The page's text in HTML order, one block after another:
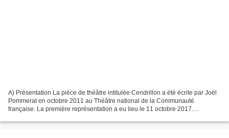
A) Présentation La pièce de théâtre intitulée Cendrillon a été écrite par Joël
Pommerat en octobre 2011 au Théâtre national de la Communauté
française. La première représentation a eu lieu le 11 octobre 2017.